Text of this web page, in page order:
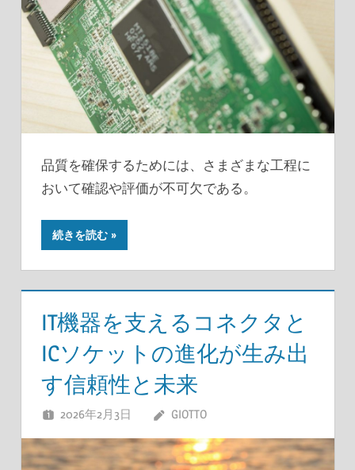
品質を確保するためには、さまざまな工程に
おいて確認や評価が不可欠である。
続きを読む
IT機器を支えるコネクタと
ICソケットの進化が生み出
す信頼性と未来
2026年2月3日 GIOTTO